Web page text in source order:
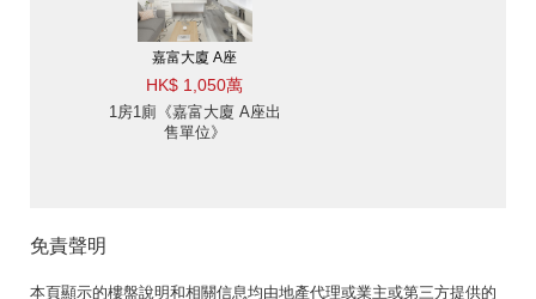
嘉富大廈 A座
HK$ 1,050萬
1房1廁《嘉富大廈 A座出
售單位》
免責聲明
本頁顯示的樓盤說明和相關信息均由地產代理或業主或第三方提供的